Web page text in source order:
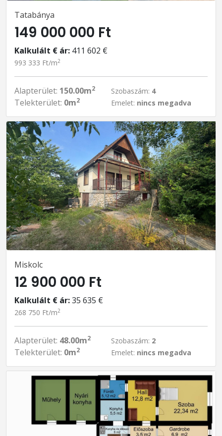
Tatabánya
149 000 000 Ft
Kalkulált € ár: 411 602 €
993 333 Ft/m2
Alapterület: 150.00m2
Telekterület: 0m2
Szobaszám: 4
Emelet: nincs megadva
Miskolc
12 900 000 Ft
Kalkulált € ár:35 635 €
268 750 Ft/m2
Alapterület: 48.00m2
Telekterület: 0m2
Szobaszám: 2
Emelet: nincs megadva